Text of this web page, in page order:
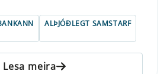
ALÞJÓÐLEGT SAMSTARF
Lesa meira